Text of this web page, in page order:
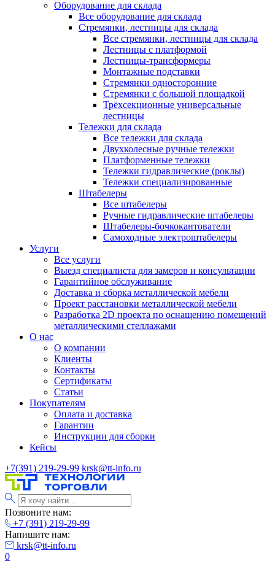
Оборудование для склада
Все оборудование для склада
Стремянки, лестницы для склада
Все стремянки, лестницы для склада
Лестницы с платформой
Лестницы-трансформеры
Монтажные подставки
Стремянки односторонние
Стремянки с большой площадкой
Трёхсекционные универсальные
лестницы
Тележки для склада
Все тележки для склада
Двухколесные ручные тележки
Платформенные тележки
Тележки гидравлические (роклы)
Тележки специализированные
Штабелеры
Все штабелеры
Ручные гидравлические штабелеры
Штабелеры-бочкокантователи
Самоходные электроштабелеры
Услуги
Все услуги
Выезд специалиста для замеров и консультации
Гарантийное обслуживание
Доставка и сборка металлической мебели
Проект расстановки металлической мебели
Разработка 2D проекта по оснащению помещений
металлическими стеллажами
О нас
О компании
Клиенты
Контакты
Сертификаты
Статьи
Покупателям
Оплата и доставка
Гарантии
Инструкции для сборки
Кейсы
+7(391) 219-29-99 krsk@tt-info.ru
Позвоните нам:
+7 (391) 219-29-99
Напишите нам:
krsk@tt-info.ru
0